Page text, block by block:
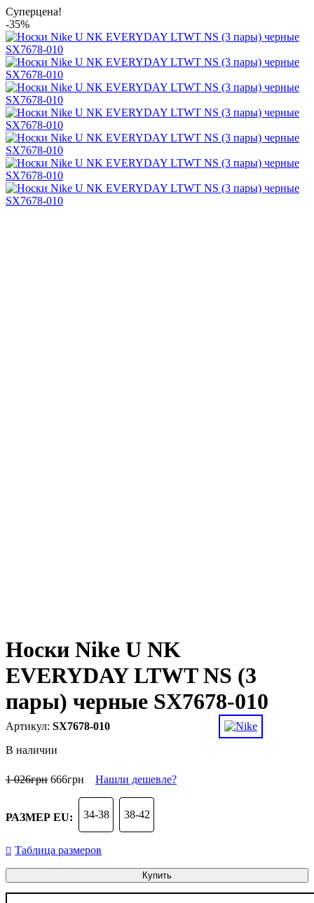
Суперцена!
-35%
Носки Nike U NK
EVERYDAY LTWT NS (3
пары) черные SX7678-010
SX7678-010
В наличии
1 026грн 666грн Нашли дешевле?
РАЗМЕР EU: 34-38 38-42
Таблица размеров
Купить